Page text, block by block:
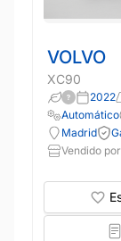
VOLVO
XC90
2022
Automático
Madrid
Vendido